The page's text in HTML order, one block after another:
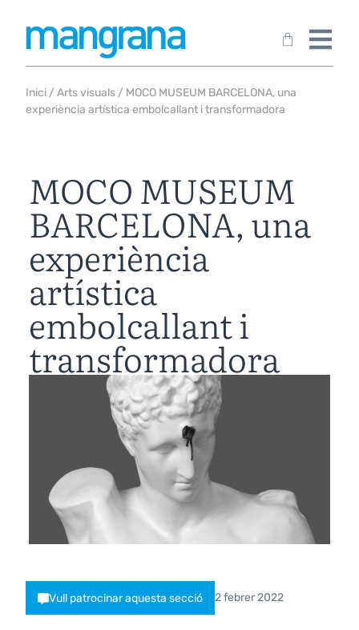
Inici /Arts visuals / MOCO MUSEUM BARCELONA, una
experiència artística embolcallant i transformadora
MOCO MUSEUM
BARCELONA, una
experiència
artística
embolcallant i
transformadora
Vull patrocinar aquesta secció 2 febrer 2022